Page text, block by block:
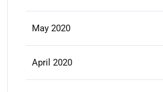
May 2020
April 2020